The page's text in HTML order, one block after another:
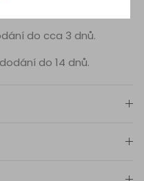
do cca 3 dnů.
do 14 dnů.